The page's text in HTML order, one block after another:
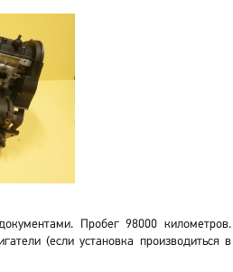
Пробег 98000 километров.
(если установка производиться в